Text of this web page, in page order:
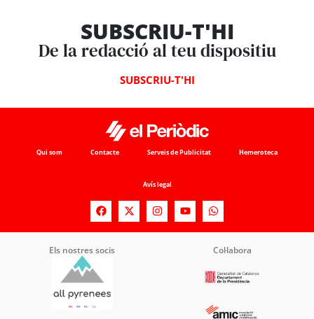
SUBSCRIU-T'HI
De la redacció al teu dispositiu
SUBSCRIU-T'HI
Qui som Contacte Serveis de Publicitat Hemeroteca
Avís legal
Els nostres socis Col·labora